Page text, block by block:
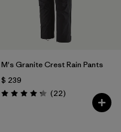
M's Granite Crest Rain Pants
$ 239
Valoración: 4.3 / 5
(22Comentarios
)